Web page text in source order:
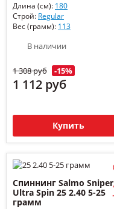
Длина (см): 180
Строй: Regular
Вес (грамм): 113
В наличии
1 308 руб -15%
1 112 руб
Купить
Спиннинг Salmo Sniper
Ultra Spin 25 2.40 5-25
грамм